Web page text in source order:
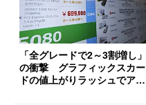
「全グレードで2～3割増し」
の衝撃 グラフィックスカー
ドの値上がりラッシュでアキ